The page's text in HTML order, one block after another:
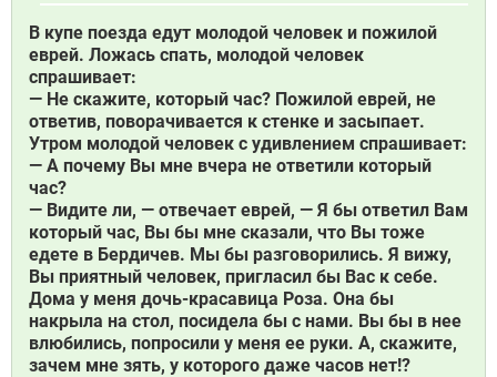
В купе поезда едут молодой человек и пожилой
еврей. Ложась спать, молодой человек
спрашивает:
— Не скажите, который час? Пожилой еврей, не
ответив, поворачивается к стенке и засыпает.
Утром молодой человек с удивлением спрашивает:
— А почему Вы мне вчера не ответили который
час?
— Видите ли, — отвечает еврей, — Я бы ответил Вам
который час, Вы бы мне сказали, что Вы тоже
едете в Бердичев. Мы бы разговорились. Я вижу,
Вы приятный человек, пригласил бы Вас к себе.
Дома у меня дочь-красавица Роза. Она бы
накрыла на стол, посидела бы с нами. Вы бы в нее
влюбились, попросили у меня ее руки. А, скажите,
зачем мне зять, у которого даже часов нет!?